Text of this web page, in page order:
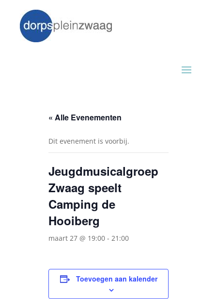
« Alle Evenementen
Dit evenement is voorbij.
Jeugdmusicalgroep
Zwaag speelt
Camping de
Hooiberg
maart 27 @ 19:00 - 21:00
Toevoegen aan kalender